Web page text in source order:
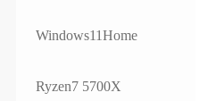
Windows11Home
Ryzen7 5700X